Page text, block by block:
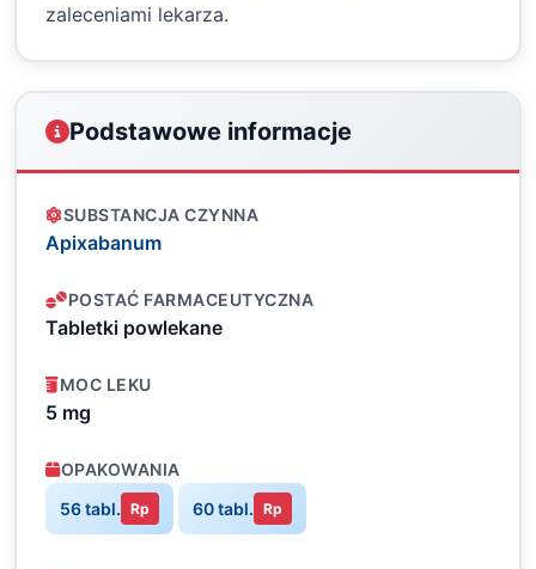
zaleceniami lekarza.
Podstawowe informacje
SUBSTANCJA CZYNNA
Apixabanum
POSTAĆ FARMACEUTYCZNA
Tabletki powlekane
MOC LEKU
5 mg
OPAKOWANIA
56 tabl. Rp 60 tabl. Rp